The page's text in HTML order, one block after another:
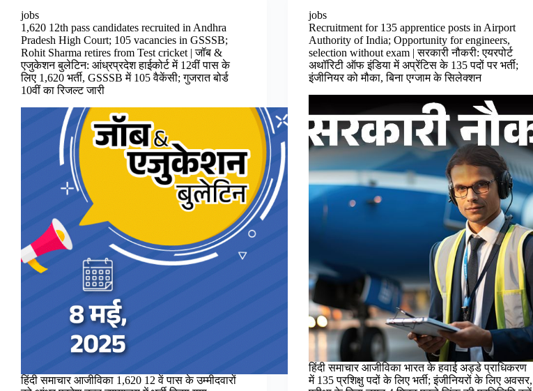
jobs
1,620 12th pass candidates recruited in Andhra
Pradesh High Court; 105 vacancies in GSSSB;
Rohit Sharma retires from Test cricket | जॉब &
एजुकेशन बुलेटिन: आंध्रप्रदेश हाईकोर्ट में 12वीं पास के
लिए 1,620 भर्ती, GSSSB में 105 वैकेंसी; गुजरात बोर्ड
10वीं का रिजल्ट जारी
हिंदी समाचार आजीविका 1,620 12 वें पास के उम्मीदवारों
jobs
Recruitment for 135 apprentice posts in Airport
Authority of India; Opportunity for engineers,
selection without exam | सरकारी नौकरी: एयरपोर्ट
अथॉरिटी ऑफ इंडिया में अप्रेंटिस के 135 पदों पर भर्ती;
इंजीनियर को मौका, बिना एग्जाम के सिलेक्शन
हिंदी समाचार आजीविका भारत के हवाई अड्डे प्राधिकरण
में 135 प्रशिक्षु पदों के लिए भर्ती; इंजीनियरों के लिए अवसर,